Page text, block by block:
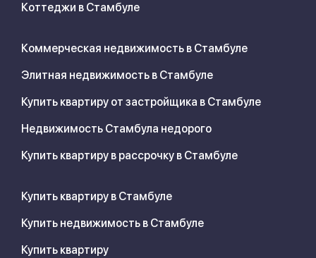
Коттеджи в Стамбуле
Коммерческая недвижимость в Стамбуле
Элитная недвижимость в Стамбуле
Купить квартиру от застройщика в Стамбуле
Недвижимость Стамбула недорого
Купить квартиру в рассрочку в Стамбуле
Купить квартиру в Стамбуле
Купить недвижимость в Стамбуле
Купить квартиру